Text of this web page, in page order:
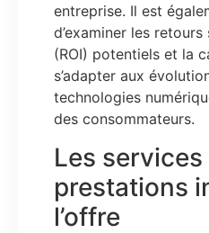
entreprise. Il est
d’examiner les
(ROI) potentiels et la
s’adapter aux
technologies
des consommateurs.
Les services
prestations
l’offre